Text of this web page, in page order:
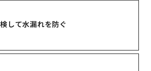
して水漏れを防ぐ